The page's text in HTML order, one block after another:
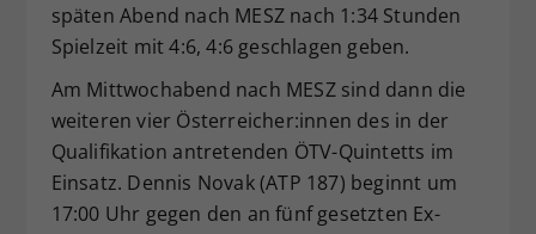
späten Abend nach MESZ nach 1:34 Stunden
Spielzeit mit 4:6, 4:6 geschlagen geben.
Am Mittwochabend nach MESZ sind dann die
weiteren vier Österreicher:innen des in der
Qualifikation antretenden ÖTV-Quintetts im
Einsatz. Dennis Novak (ATP 187) beginnt um
17:00 Uhr gegen den an fünf gesetzten Ex-